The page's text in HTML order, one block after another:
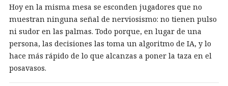
Hoy en la misma mesa se esconden jugadores que no
muestran ninguna señal de nerviosismo: no tienen pulso
ni sudor en las palmas. Todo porque, en lugar de una
persona, las decisiones las toma un algoritmo de IA, y lo
hace más rápido de lo que alcanzas a poner la taza en el
posavasos.